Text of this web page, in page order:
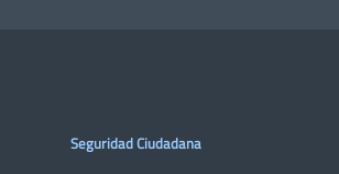
Seguridad Ciudadana